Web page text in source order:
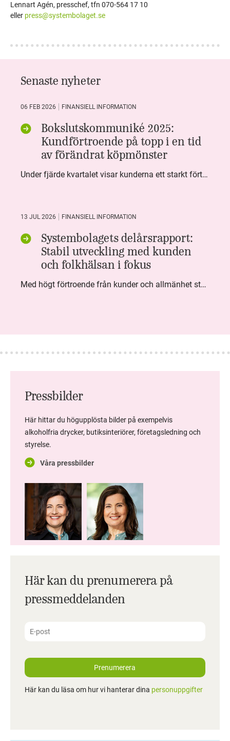
Lennart Agén, presschef, tfn 070-564 17 10
eller press@systembolaget.se
Senaste nyheter
06 FEB 2026 FINANSIELL INFORMATION
Bokslutskommuniké 2025:
Kundförtroende på topp i en tid
av förändrat köpmönster
Under fjärde kvartalet visar kunderna ett starkt förtroende för Systembolaget. Nöjd Kund Index (NKI) når en ny rekordnivå och bidrar till att även helåret avslutar starkt. Arbetet med ansvarsfull försäljning ger tydliga resultat där ålderskontroller når sina högsta nivåer någonsin. Samtidigt fortsätter kundernas val att förändras. Allt fler väljer öl och drycker med lägre alkoholhalt. Vi ser också en lägre försäljningsvolym under kvartalet, en utveckling som ligger i linje med den långsiktiga minskningen i alkoholkonsumtionen i Sverige. De officiella konsumtionssiffrorna från CAN för 2025 kommer först under våren men försäljningssiffrorna pekar åt samma håll.
13 JUL 2026 FINANSIELL INFORMATION
Systembolagets delårsrapport:
Stabil utveckling med kunden
och folkhälsan i fokus
Med högt förtroende från kunder och allmänhet står Systembolaget stabilt i samhällsuppdraget. Under kvartalet togs flera steg inom folkhälsa, kundnytta och minskad klimatpåverkan. Nettoomsättningen var i nivå med föregående år och effektiviseringar av verksamheten möjliggjorde fortsatt anpassning för att möta nya behov.
Pressbilder
Här hittar du högupplösta bilder på exempelvis
alkoholfria drycker, butiksinteriörer, företagsledning och
styrelse.
Våra pressbilder
Här kan du prenumerera på
pressmeddelanden
Prenumerera
Här kan du läsa om hur vi hanterar dina personuppgifter